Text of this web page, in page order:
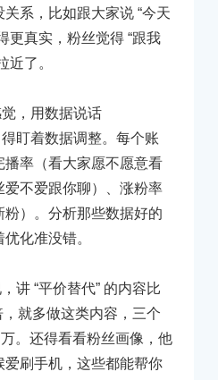
系，比如跟大家说 “今天
更真实，粉丝觉得 “跟我
近了。
，用数据说话
盯着数据调整。每个账
率（看大家愿不愿意看
爱不爱跟你聊）、涨粉率
粉）。分析那些数据好的
化准没错。
讲 “平价替代” 的内容比
，就多做这类内容，三个
。还得看看粉丝画像，他
刷手机，这些都能帮你